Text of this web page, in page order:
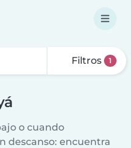
Filtros 1
o cuando
descanso: encuentra